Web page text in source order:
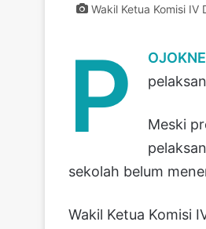
Wakil Ketua Komisi IV
P
Meski
sekolah belum
Wakil Ketua Komisi